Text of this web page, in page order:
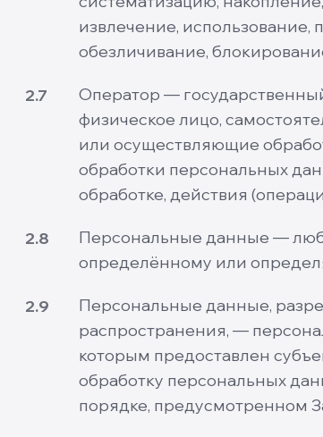
извлечение, использование,
обезличивание,
2.7
Оператор —
физическое лицо,
или осуществляющие
обработки персональных
обработке, действия
2.8
Персональные данные —
определённому или
2.9
Персональные данные,
распространения, —
которым предоставлен
обработку персональных
порядке, предусмотренном